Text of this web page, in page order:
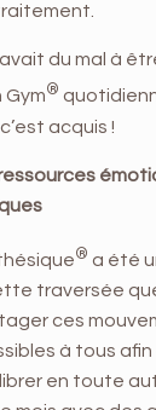
du mal à
Gym®
acquis !
® a été
traversée
ces
à tous afin
en toute